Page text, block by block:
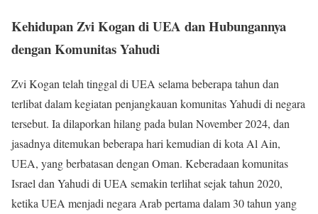
Kehidupan Zvi Kogan di UEA dan Hubungannya
dengan Komunitas Yahudi
Zvi Kogan telah tinggal di UEA selama beberapa tahun dan
terlibat dalam kegiatan penjangkauan komunitas Yahudi di negara
tersebut. Ia dilaporkan hilang pada bulan November 2024, dan
jasadnya ditemukan beberapa hari kemudian di kota Al Ain,
UEA, yang berbatasan dengan Oman. Keberadaan komunitas
Israel dan Yahudi di UEA semakin terlihat sejak tahun 2020,
ketika UEA menjadi negara Arab pertama dalam 30 tahun yang